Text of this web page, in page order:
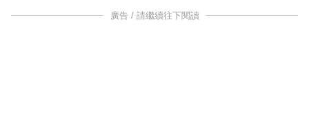
廣告 / 請繼續往下閱讀